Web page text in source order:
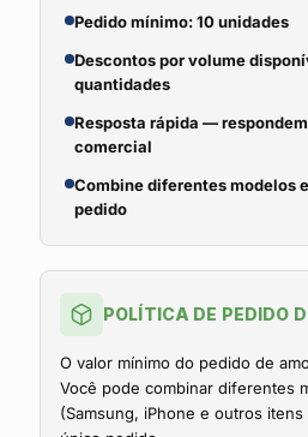
Pedido mínimo: 10 unidades
Descontos por volume
quantidades
Resposta rápida —
comercial
Combine diferentes modelos
pedido
POLÍTICA DE PEDIDO
O valor mínimo do pedido de
Você pode combinar diferentes
(Samsung, iPhone e outros